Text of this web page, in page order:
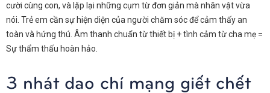
cười cùng con, và lặp lại những cụm từ đơn giản mà nhân vật vừa
nói. Trẻ em cần sự hiện diện của người chăm sóc để cảm thấy an
toàn và hứng thú. Âm thanh chuẩn từ thiết bị + tình cảm từ cha mẹ =
Sự thẩm thấu hoàn hảo.
3 nhát dao chí mạng giết chết